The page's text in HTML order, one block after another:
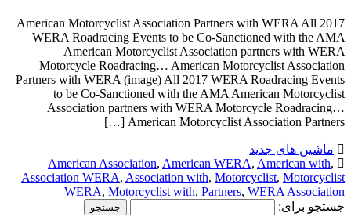
American Motorcyclist Association Partners with WERA All 2017
WERA Roadracing Events to be Co-Sanctioned with the AMA
American Motorcyclist Association partners with WERA
Motorcycle Roadracing… American Motorcyclist Association
Partners with WERA (image) All 2017 WERA Roadracing Events
to be Co-Sanctioned with the AMA American Motorcyclist
Association partners with WERA Motorcycle Roadracing…
American Motorcyclist Association Partners […]
ماشین های جدید
American Association, American WERA, American with,
Association WERA, Association with, Motorcyclist, Motorcyclist
WERA, Motorcyclist with, Partners, WERA Association
جستجو برای: